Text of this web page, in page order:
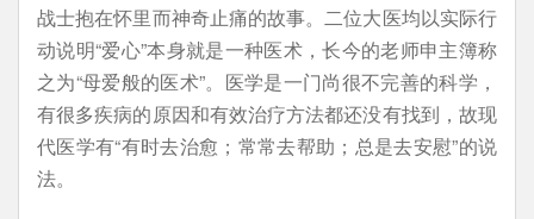
战士抱在怀里而神奇止痛的故事。二位大医均以实际行
动说明“爱心”本身就是一种医术，长今的老师申主簿称
之为“母爱般的医术”。医学是一门尚很不完善的科学，
有很多疾病的原因和有效治疗方法都还没有找到，故现
代医学有“有时去治愈；常常去帮助；总是去安慰”的说
法。